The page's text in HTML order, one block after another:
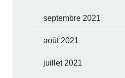
septembre 2021
août 2021
juillet 2021